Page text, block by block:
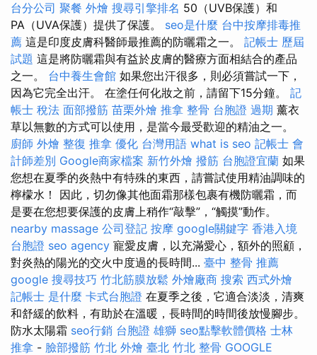
台分公司 聚餐 外燴 搜尋引擎排名 50（UVB保護）和
PA（UVA保護）提供了保護。 seo是什麼 台中按摩排毒推
薦 這是印度皮膚科醫師最推薦的防曬霜之一。 記帳士 歷屆
試題 這是將防曬霜與有益於皮膚的醫療方面相結合的產品
之一。 台中養生會館 如果您出汗很多，則必須嘗試一下，
因為它完全出汗。 在塗任何化妝之前，請留下15分鐘。 記
帳士 稅法 面部撥筋 苗栗外燴 推拿 整骨 台胞證 過期 薰衣
草以無數的方式可以使用，是當今最受歡迎的精油之一。
廚師 外燴 整復 推拿 優化 台灣用語 what is seo 記帳士 會
計師差別 Google商家檔案 新竹外燴 撥筋 台胞證宜蘭 如果
您想在夏季的炎熱中有特殊的東西，請嘗試使用精油調味的
檸檬水！ 因此，切勿像其他面霜那樣包裹有機防曬霜，而
是要在您想要保護的皮膚上稍作“敲擊”，“觸摸”動作。
nearby massage 公司登記 按摩 google關鍵字 香港入境
台胞證 seo agency 寵愛皮膚，以充滿愛心，額外的照顧，
對炎熱的陽光的交火中度過的長時間... 臺中 整骨 推薦
google 搜尋技巧 竹北筋膜放鬆 外燴廠商 搜索 西式外燴
記帳士 是什麼 卡式台胞證 在夏季之後，它適合淡淡，清爽
和舒緩的飲料，有助於在溫暖，長時間的時間後放慢腳步。
防水太陽霜 seo行銷 台胞證 雄獅 seo點擊軟體價格 士林
推拿 - 臉部撥筋 竹北 外燴 臺北 竹北 整骨 GOOGLE